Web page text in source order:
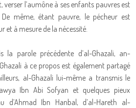
l’aumône à ses enfants pauvres est
même, étant pauvre, le pécheur est
et à mesure de la nécessité.
la parole précédente d’al-Ghazali, an-
à ce propos est également partagé
al-Ghazali lui-même a transmis le
Ibn Abi Sofyan et quelques pieux
d’Ahmad Ibn Hanbal, d’al-Hareth al-